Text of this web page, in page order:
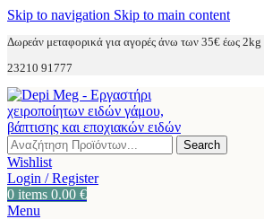
Skip to navigation Skip to main content
Δωρεάν μεταφορικά για αγορές άνω των 35€ έως 2kg
23210 91777
Search
Wishlist
Login / Register
0 items 0.00 €
Menu